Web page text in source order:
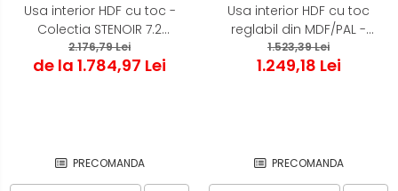
Usa interior HDF cu toc -
Colectia STENOIR 7.2
Casmir
2.176,79 Lei
de la 1.784,97 Lei
PRECOMANDA
Usa interior HDF cu toc
reglabil din MDF/PAL -
Colectia STENOIR Casmir
7.3
1.523,39 Lei
1.249,18 Lei
PRECOMANDA